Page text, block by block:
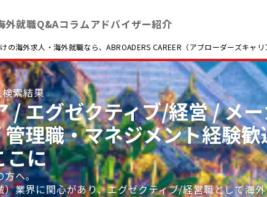
外就職Q&Aコラムアドバイザー紹介
の海外求人・海外就職なら、ABROADERS CAREER（アブローダーズキャリ
索結果
/ エグゼクティブ/経営 / メ
理職・マネジメント経験
こに
方へ。
業界に関心があり、エグゼクティブ/経営職として海